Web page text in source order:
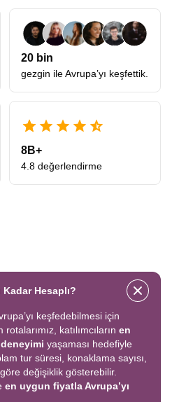
20 bin
gezgin ile Avrupa’yı keşfettik.
8B+
4.8 değerlendirme
Hesaplı?
keşfedebilmesi için
katılımcıların en
yaşaması hedefiyle
tur süresi, konaklama sayısı,
değişiklik gösterebilir.
en uygun fiyatla Avrupa’yı